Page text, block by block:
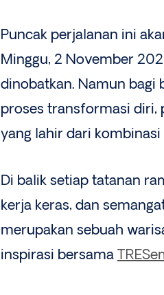
Puncak perjalanan ini
Minggu, 2 November
dinobatkan. Namun bagi
proses transformasi diri,
yang lahir dari kombinasi
Di balik setiap tatanan
kerja keras, dan
merupakan sebuah
inspirasi bersama